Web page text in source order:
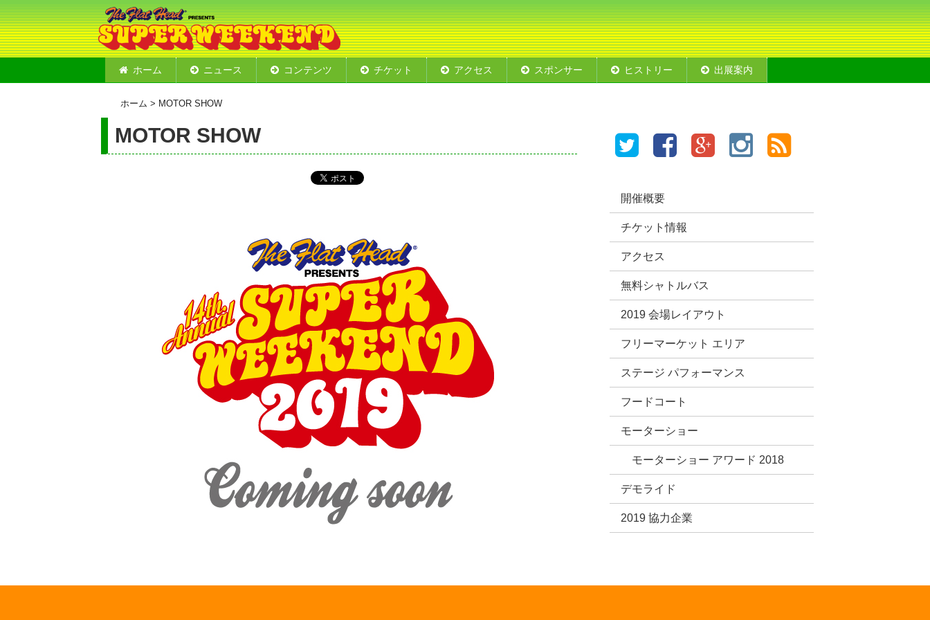
ホーム ニュース コンテンツ チケット アクセス スポンサー ヒストリー 出展案内
ホーム > MOTOR SHOW
MOTOR SHOW
開催概要
チケット情報
アクセス
無料シャトルバス
2019 会場レイアウト
フリーマーケット エリア
ステージ パフォーマンス
フードコート
モーターショー
モーターショー アワード 2018
デモライド
2019 協力企業